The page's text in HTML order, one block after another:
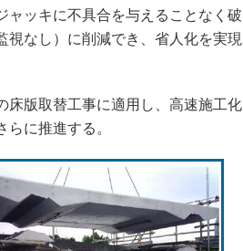
ャッキに不具合を与えることなく破
視なし）に削減でき、省人化を実現
版取替工事に適用し、高速施工化
に推進する。